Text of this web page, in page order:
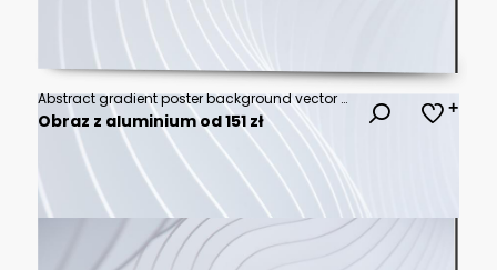
Abstract gradient poster background vector set. Modern cover templates with colorful geometric shapes and optical illusion design for social media, banner and wallpaper.
Obraz z aluminium od 151 zł